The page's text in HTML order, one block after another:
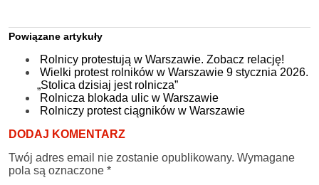
Powiązane artykuły
Rolnicy protestują w Warszawie. Zobacz relację!
Wielki protest rolników w Warszawie 9 stycznia 2026.
„Stolica dzisiaj jest rolnicza”
Rolnicza blokada ulic w Warszawie
Rolniczy protest ciągników w Warszawie
DODAJ KOMENTARZ
Twój adres email nie zostanie opublikowany. Wymagane
pola są oznaczone *